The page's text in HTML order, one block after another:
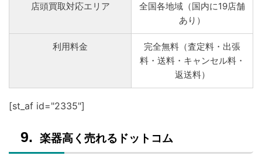
店頭買取対応エリア
全国各地域（国内に19店舗
あり）
利用料金
完全無料（査定料・出張
料・送料・キャンセル料・
返送料）
[st_af id="2335"]
楽器高く売れるドットコム